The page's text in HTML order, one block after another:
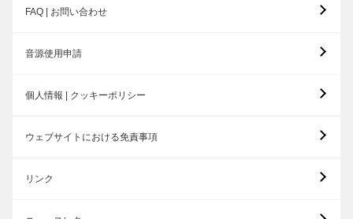
FAQ | お問い合わせ
音源使用申請
個人情報 | クッキーポリシー
ウェブサイトにおける免責事項
リンク